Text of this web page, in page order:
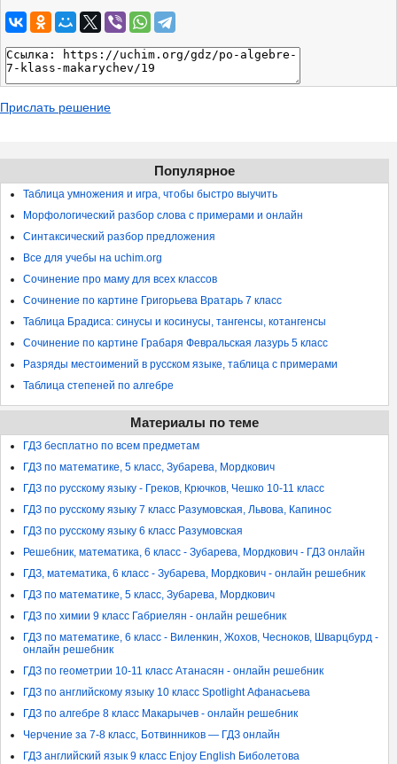
Прислать решение
Популярное
Таблица умножения и игра, чтобы быстро выучить
Морфологический разбор слова с примерами и онлайн
Синтаксический разбор предложения
Все для учебы на uchim.org
Сочинение про маму для всех классов
Сочинение по картине Григорьева Вратарь 7 класс
Таблица Брадиса: синусы и косинусы, тангенсы, котангенсы
Сочинение по картине Грабаря Февральская лазурь 5 класс
Разряды местоимений в русском языке, таблица с примерами
Таблица степеней по алгебре
Материалы по теме
ГДЗ бесплатно по всем предметам
ГДЗ по математике, 5 класс, Зубарева, Мордкович
ГДЗ по русскому языку - Греков, Крючков, Чешко 10-11 класс
ГДЗ по русскому языку 7 класс Разумовская, Львова, Капинос
ГДЗ по русскому языку 6 класс Разумовская
Решебник, математика, 6 класс - Зубарева, Мордкович - ГДЗ онлайн
ГДЗ, математика, 6 класс - Зубарева, Мордкович - онлайн решебник
ГДЗ по математике, 5 класс, Зубарева, Мордкович
ГДЗ по химии 9 класс Габриелян - онлайн решебник
ГДЗ по математике, 6 класс - Виленкин, Жохов, Чесноков, Шварцбурд -
онлайн решебник
ГДЗ по геометрии 10-11 класс Атанасян - онлайн решебник
ГДЗ по английскому языку 10 класс Spotlight Афанасьева
ГДЗ по алгебре 8 класс Макарычев - онлайн решебник
Черчение за 7-8 класс, Ботвинников — ГДЗ онлайн
ГДЗ английский язык 9 класс Enjoy English Биболетова